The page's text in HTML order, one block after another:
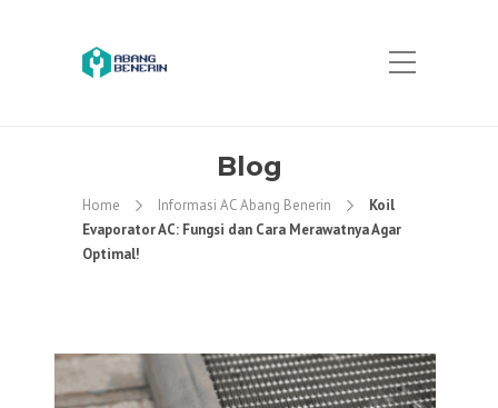
Blog
Home Informasi AC Abang Benerin
Koil
Evaporator AC: Fungsi dan Cara Merawatnya Agar
Optimal!